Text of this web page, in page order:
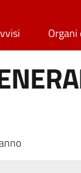
Organi